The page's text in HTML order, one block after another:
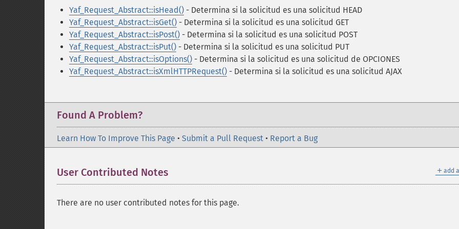
Yaf_Request_Abstract::isHead() - Determina si la solicitud es una solicitud HEAD
Yaf_Request_Abstract::isGet() - Determina si la solicitud es una solicitud GET
Yaf_Request_Abstract::isPost() - Determina si la solicitud es una solicitud POST
Yaf_Request_Abstract::isPut() - Determina si la solicitud es una solicitud PUT
Yaf_Request_Abstract::isOptions() - Determina si la solicitud es una solicitud de OPCIONES
Yaf_Request_Abstract::isXmlHTTPRequest() - Determina si la solicitud es una solicitud AJAX
Found A Problem?
Learn How To Improve This Page • Submit a Pull Request • Report a Bug
＋ add
User Contributed Notes
There are no user contributed notes for this page.